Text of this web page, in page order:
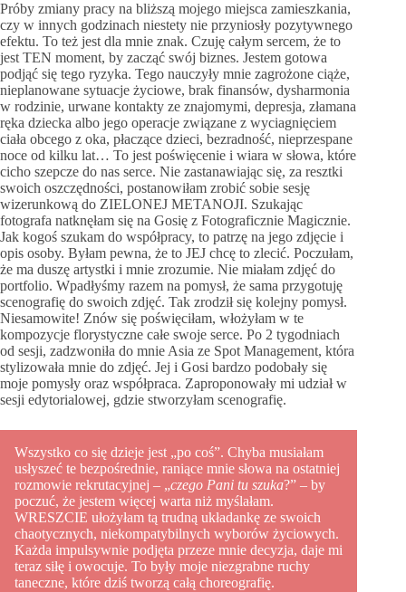
Próby zmiany pracy na bliższą mojego miejsca zamieszkania,
czy w innych godzinach niestety nie przyniosły pozytywnego
efektu. To też jest dla mnie znak. Czuję całym sercem, że to
jest TEN moment, by zacząć swój biznes. Jestem gotowa
podjąć się tego ryzyka. Tego nauczyły mnie zagrożone ciąże,
nieplanowane sytuacje życiowe, brak finansów, dysharmonia
w rodzinie, urwane kontakty ze znajomymi, depresja, złamana
ręka dziecka albo jego operacje związane z wyciagnięciem
ciała obcego z oka, płaczące dzieci, bezradność, nieprzespane
noce od kilku lat… To jest poświęcenie i wiara w słowa, które
cicho szepcze do nas serce. Nie zastanawiając się, za resztki
swoich oszczędności, postanowiłam zrobić sobie sesję
wizerunkową do ZIELONEJ METANOJI. Szukając
fotografa natknęłam się na Gosię z Fotograficznie Magicznie.
Jak kogoś szukam do współpracy, to patrzę na jego zdjęcie i
opis osoby. Byłam pewna, że to JEJ chcę to zlecić. Poczułam,
że ma duszę artystki i mnie zrozumie. Nie miałam zdjęć do
portfolio. Wpadłyśmy razem na pomysł, że sama przygotuję
scenografię do swoich zdjęć. Tak zrodził się kolejny pomysł.
Niesamowite! Znów się poświęciłam, włożyłam w te
kompozycje florystyczne całe swoje serce. Po 2 tygodniach
od sesji, zadzwoniła do mnie Asia ze Spot Management, która
stylizowała mnie do zdjęć. Jej i Gosi bardzo podobały się
moje pomysły oraz współpraca. Zaproponowały mi udział w
sesji edytorialowej, gdzie stworzyłam scenografię.
Wszystko co się dzieje jest „po coś”. Chyba musiałam
usłyszeć te bezpośrednie, raniące mnie słowa na ostatniej
rozmowie rekrutacyjnej – „czego Pani tu szuka?” – by
poczuć, że jestem więcej warta niż myślałam.
WRESZCIE ułożyłam tą trudną układankę ze swoich
chaotycznych, niekompatybilnych wyborów życiowych.
Każda impulsywnie podjęta przeze mnie decyzja, daje mi
teraz siłę i owocuje. To były moje niezgrabne ruchy
taneczne, które dziś tworzą całą choreografię.